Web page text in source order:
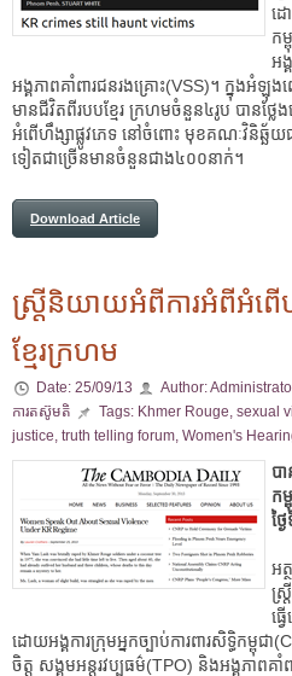
ដោ
ក
អង្
អង្គភាពគាំពារជនរងគ្រោះ(VSS)។ ក្នុងអំឡុ
មានជីវិតពីរបបខ្មែរ ក្រហមចំនួន៤រូប បានថ្
អំពើហឹង្សាផ្លូវភេទ នៅចំពោះ មុខគណៈវិនិឆ្ឆ័
ទៀតជាច្រើនមានចំនួនជាង៤០០នាក់។
Download Article
ស្ត្រីនិយាយអំពីការអំពីអំពើ
ខ្មែរក្រហម
Date: 25/09/13 Author:
ការតស៊ូមតិ
Tags: Khmer Rouge, sexual
justice, truth telling forum, Women's
ប
ក
ថ្ង
អ
ស្
ធ្វ
ដោយអង្គការក្រុមអ្នកច្បាប់ការពារសិទ្ធិកម្ពុជ
ចិត្ត សង្គមអន្តរវប្បធម៌(TPO) និងអង្គភាពគ